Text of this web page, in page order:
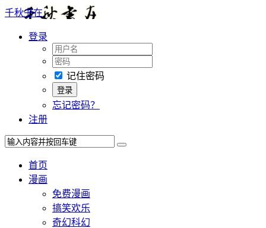
千秋书在
登录
记住密码
忘记密码？
注册
首页
漫画
免费漫画
搞笑欢乐
奇幻科幻